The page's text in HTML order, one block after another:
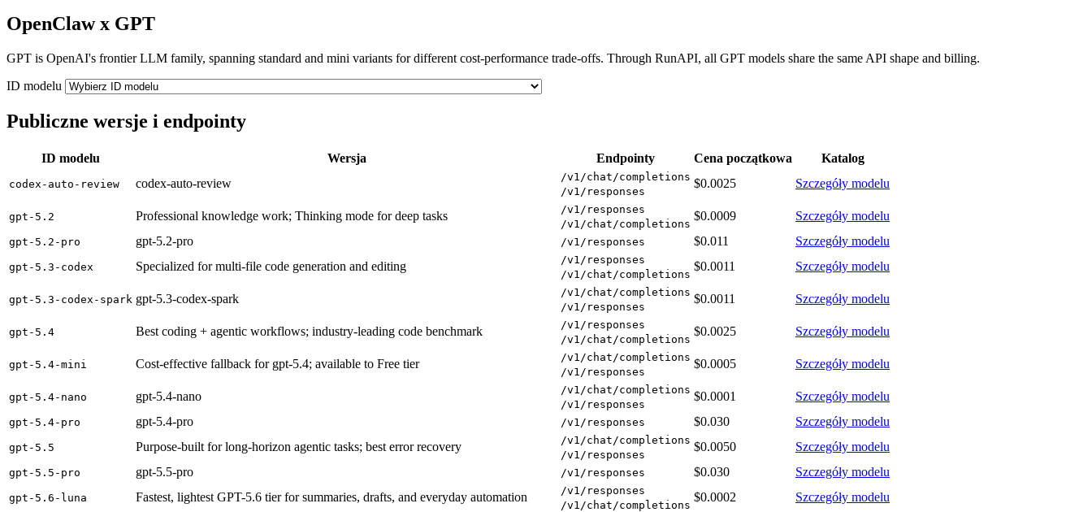
OpenClaw x GPT
GPT is OpenAI's frontier LLM family, spanning standard and mini variants for different cost-performance trade-offs. Through RunAPI, all GPT models share the same API shape and billing.
ID modelu
Publiczne wersje i endpointy
ID modelu Wersja Endpointy Cena początkowa Katalog
codex-auto-review codex-auto-review
/v1/chat/completions
/v1/responses
$0.0025 Szczegóły modelu
gpt-5.2 Professional knowledge work; Thinking mode for deep tasks
/v1/responses
/v1/chat/completions
$0.0009 Szczegóły modelu
gpt-5.2-pro gpt-5.2-pro /v1/responses $0.011 Szczegóły modelu
gpt-5.3-codex Specialized for multi-file code generation and editing
/v1/responses
/v1/chat/completions
$0.0011 Szczegóły modelu
gpt-5.3-codex-spark gpt-5.3-codex-spark
/v1/chat/completions
/v1/responses
$0.0011 Szczegóły modelu
gpt-5.4 Best coding + agentic workflows; industry-leading code benchmark
/v1/responses
/v1/chat/completions
$0.0025 Szczegóły modelu
gpt-5.4-mini Cost-effective fallback for gpt-5.4; available to Free tier
/v1/chat/completions
/v1/responses
$0.0005 Szczegóły modelu
gpt-5.4-nano gpt-5.4-nano
/v1/chat/completions
/v1/responses
$0.0001 Szczegóły modelu
gpt-5.4-pro gpt-5.4-pro /v1/responses $0.030 Szczegóły modelu
gpt-5.5 Purpose-built for long-horizon agentic tasks; best error recovery
/v1/chat/completions
/v1/responses
$0.0050 Szczegóły modelu
gpt-5.5-pro gpt-5.5-pro /v1/responses $0.030 Szczegóły modelu
gpt-5.6-luna Fastest, lightest GPT-5.6 tier for summaries, drafts, and everyday automation
/v1/responses
/v1/chat/completions
$0.0002 Szczegóły modelu